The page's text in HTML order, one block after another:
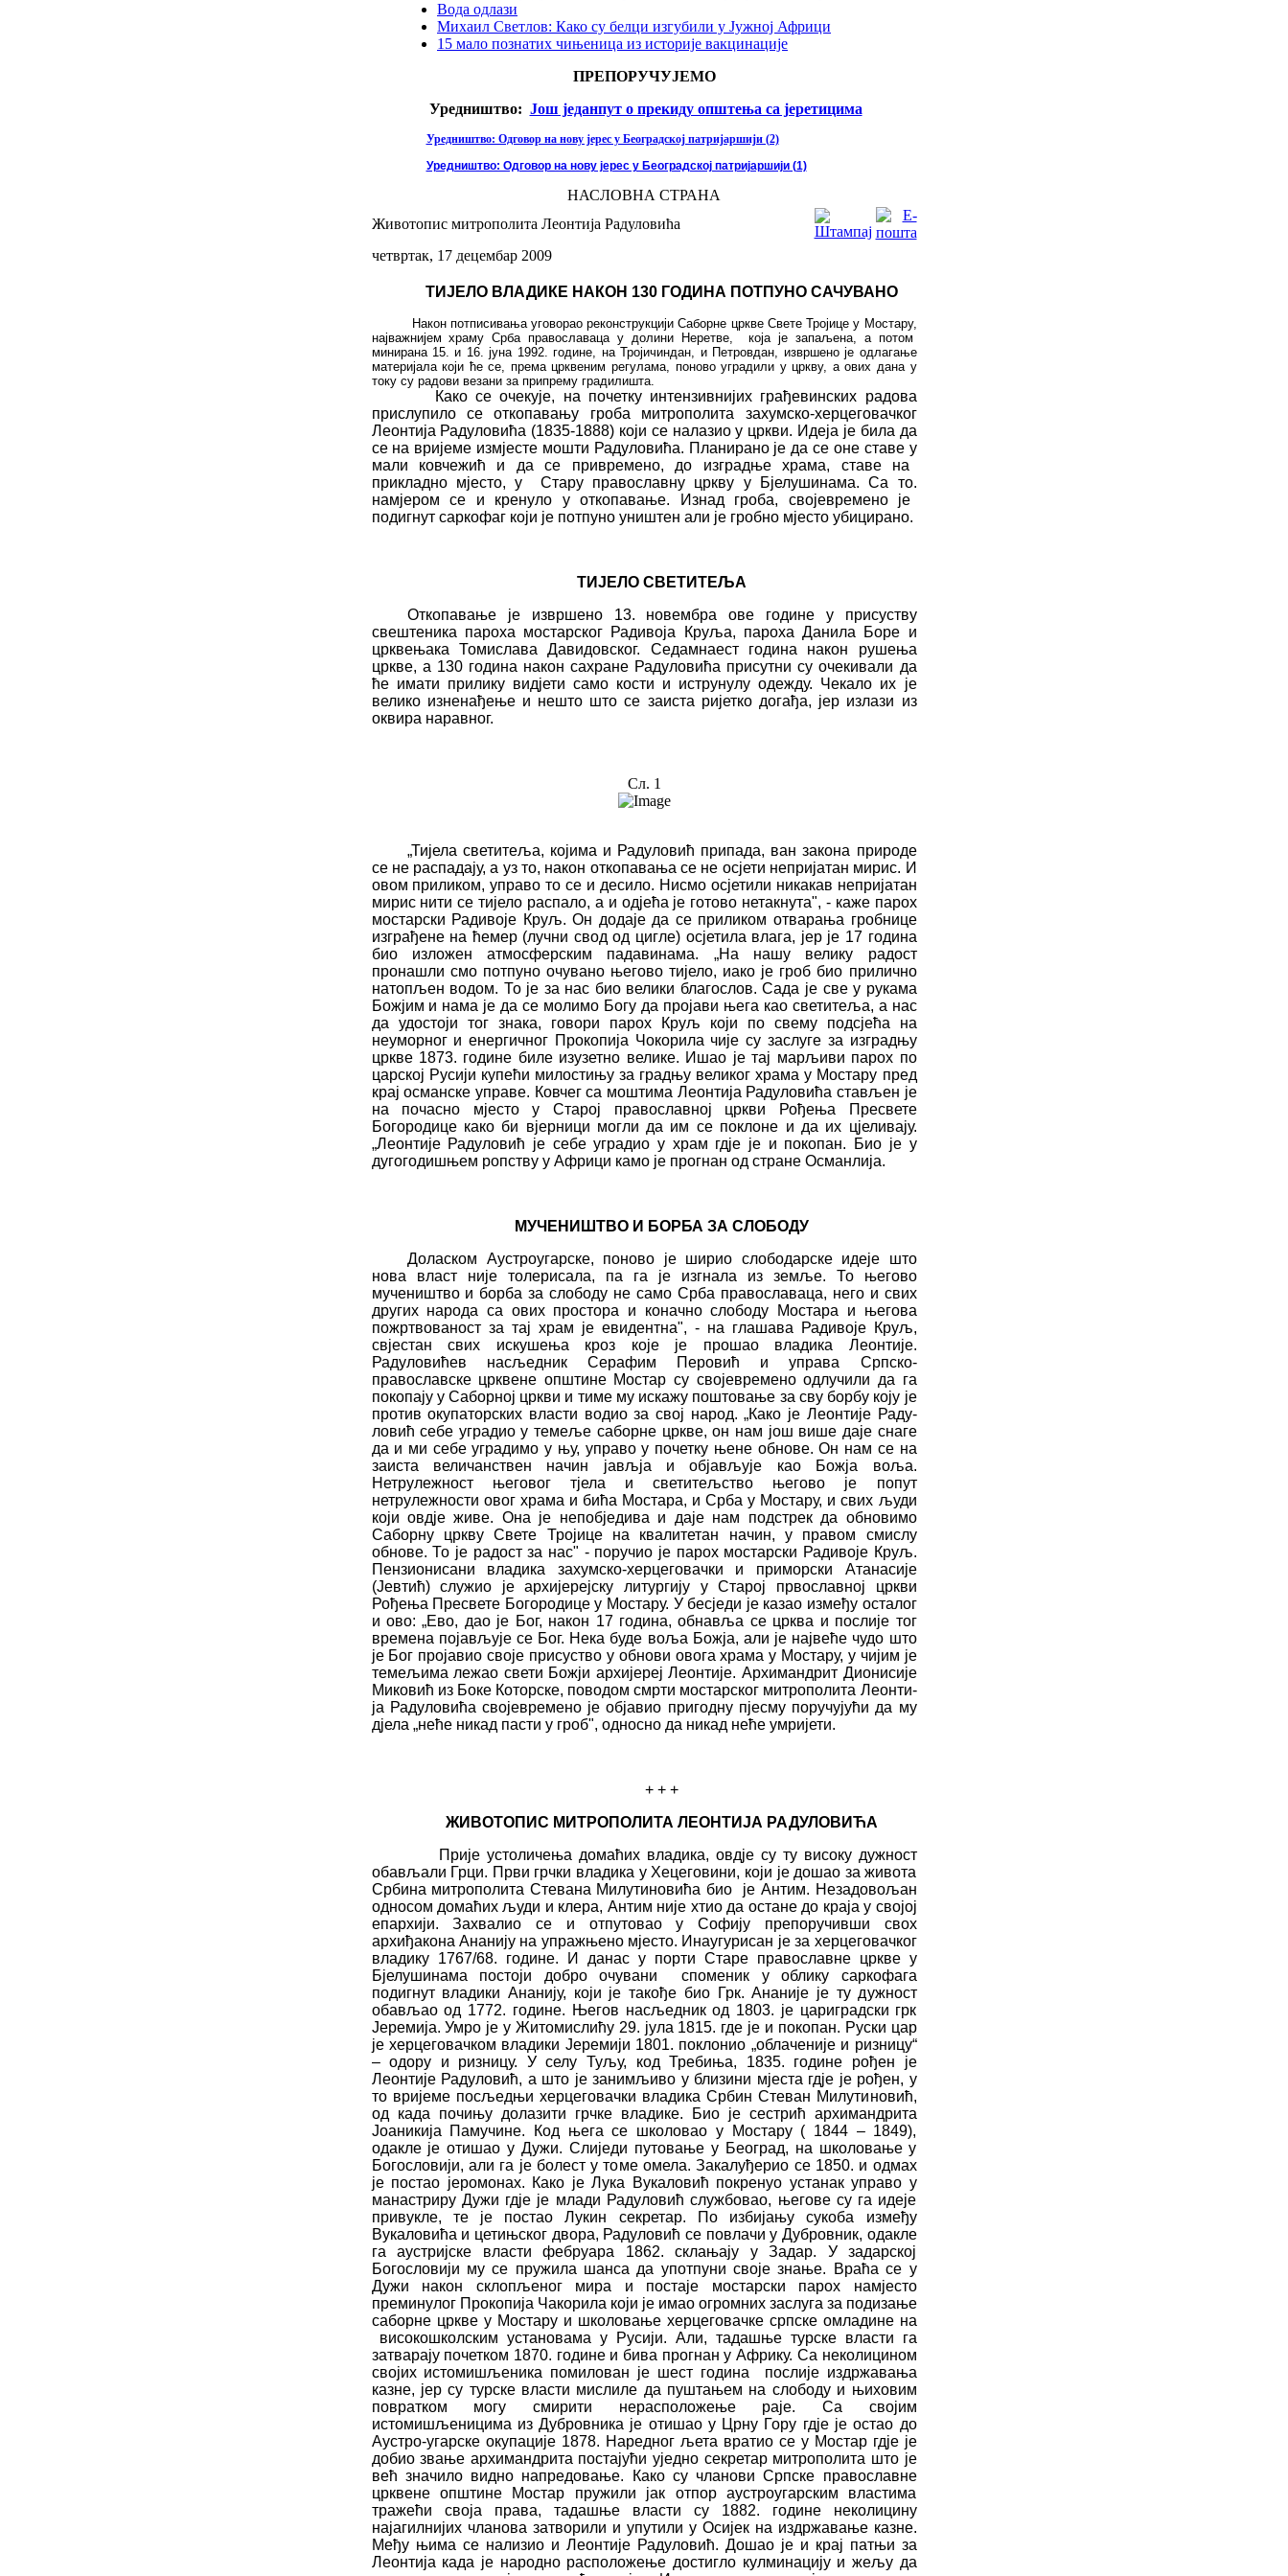
Вода одлази
Михаил Светлов: Како су белци изгубили у Јужној Африци
15 мало познатих чињеница из историје вакцинације
ПРЕПОРУЧУЈЕМО
Уредништво: Још једанпут о прекиду општења са јеретицима
Уредништво: Одговор на нову јерес у Београдској патријаршији (2)
Уредништво: Одговор на нову јерес у Београдској патријаршији (1)
НАСЛОВНА СТРАНА
Животопис митрополита Леонтија Радуловића
четвртак, 17 децембар 2009
ТИЈЕЛО ВЛАДИКЕ НАКОН 130 ГОДИНА ПОТПУНО САЧУВАНО
Након потписивања уговорао реконструкцији Саборне цркве Свете Тројице у Мостару,
најважнијем храму Срба православаца у долини Неретве, која је запаљена, а потом
минирана 15. и 16. јуна 1992. године, на Тројичиндан, и Петровдан, извршено је одлагање
материјала који ће се, према црквеним регулама, поново уградили у цркву, а ових дана у
току су радови везани за припрему градилишта.
Како се очекује, на почетку интензивнијих грађевинских радова
прислупило сеоткопавању гроба митрополита захумско-херцеговачког
Леонтија Радуло­вића (1835-1888) који се налазио у цркви. Идеја је била да
се на вријеме измјесте мошти Радуловића. Планирано је да се оне ставе у
мали ковчежић и да се привремено, до изградње храма, ставе на
прикладно мјесто, у Стару православну цркву у Бјелушинама. Са то.
намјером се и кренуло у
откопавање. Изнад гроба, својевремено је
подигнут саркофаг који је потпуно уништен али је гробно мјесто убицирано.
ТИЈЕЛО СВЕТИТЕЉА
Откопавање је извршено 13. новембра ове године у присуству
свештеника пароха мостарског Радивоја Круља, пароха Данила
Боре и
црквењака Томислава Давидовског. Седамнаест година након рушења
цркве, а 130 година након сахране Радуловића присутни су очекивали да
ћеимати приликувидјети само кости и иструнулу одежду. Чекало их је
велико изненађење и нешто што се заиста ријетко догађа, јер излази из
оквира наравног.
Сл. 1
„Тијела светитеља, којима и Радуловић припада, ван закона природе
се не распадају, а уз то, након откопавања се не осјети непријатан мирис. И
овом приликом, управо то се и десило. Нисмо осјетили никакав непријатан
мирис нити се тијело распало, а и одјећа је готово нетакнута", - каже парох
мостарски Радивоје Круљ. Он додаје да се приликом отварања гробнице
изграђене на ћемер (лучни свод од цигле) осјетила влага, јер је 17 година
био изложен атмосферским падавинама. „На нашу велику радост
пронашли смо потпуно очувано његово тијело, иако је гроб био прилично
натопљен водом. То је за нас био велики благослов. Сада је све у рукама
Божјим и нама је да се молимо Богу да пројави њега као светитеља, а нас
да удостоји тог знака, говори парох Круљ који по свему подсјећа на
неуморног и енергичног Прокопија Чокорила чије су заслуге за изградњу
цркве 1873. го­дине биле изузетно велике. И шао је тај марљиви парох по
царској Русији купећи милостињу за градњу великог храма у Мостару пред
крај османске управе. Ковчег са моштима Леон­тија Радуловића стављен је
на почасно мјесто у Старој православној цркви Рођења Пресвете
Богородицекако би вјерници могли да им се поклоне и да их цјеливају.
„ЛеонтијеРадуловић је себе уградио у храм гдје је и покопан. Био је у
дугогодишњем ропству у Африци камо је прогнан од стране Османлија.
МУЧ ЕНИ ШТВО И БОРБА ЗА СЛОБОДУ
Доласком Аустроугарске, поново је ширио слободарске идеје што
нова власт није толерисала, па га је изгнала из земље. То његово
мучеништво и борба за слободу не само Срба православаца, него и свих
других народа са ових простора и коначно слободу Мостара и његова
пожртвованост за тај храм је евидентна", - на глашава Радивоје Круљ,
свјестан свих искушења кроз које је прошао владика Леонтије.
Радуловићев насљедник Серафим Перовић и
управа Српско-
православске црквене општине Мостар су својевремено одлучили да га
покопају у Саборној цркви и тиме му искажу поштовање за сву борбу коју је
против окупаторских власти водио за свој народ. „Како је Леонтије Раду­
ловић себе уградио у темеље саборнецркве, он нам још више даје снаге
да и ми себе уградимо у њу, управо у почетку њене обнове. Он нам се на
заиста величанствен начин јављја и објављује као Божја воља.
Нетрулежност његовог тјела и светитељство његово је попут
нетрулежности овог храма и бића Мостара, и Срба у Мостару, и свих људи
који овдјеживе. Она је непобједива и даје нам подстрек да обновимо
Саборну цркву Свете Тројице на квалитетан начин, у правом смислу
обнове. То јерадост за нас" - поручио је парох мостарски Радивоје Круљ.
Пензионисани владика захумско-херцеговачки и приморски Атанасије
(Јевтић) служио је
архијерејску литургију у Старој првославној цркви
Рођења Пресвете Богородице у Мостару. У бесједи је казао између осталог
и ово: „Ево, дао је Бог, након 17 година, обнавља се црква и послије тог
времена појављује се Бог. Нека буде воља Божја, али је највеће чудо што
је Бог пројавио своје присуство у обнови овога храма у Мостару, у чијим је
темељима лежао свети Божји архијереј Леонтије. Архимандрит Дионисије
Миковић из Боке Которске, поводом смрти мостарског митрополита Леонти­
ја Радуловића својевремено је објавио пригодну пјесму поручујући да му
дјела „нећеникад пасти у гроб", односно да никад неће умријети.
+ + +
ЖИВОТОПИС МИТРОПОЛИТА ЛЕОНТИЈА РАДУЛОВИЋА
Прије устоличења домаћих владика, овдје су ту високу дужност
обављали Грци. Први грчки владика у Хецеговини, који је дошао за живота
Србина митрополита Стевана Милутиновића био
је Антим. Незадовољан
односом домаћих људи и клера, Антим није хтио да остане до краја у својој
епархији. Захвалио се и отпутовао у Софију препоручивши свох
архиђакона Ананију на упражњено мјесто. Инаугурисан је за херцеговачког
владику 1767/68. године. И данас у порти Старе православне цркве у
Бјелушинама постоји добро очувани
споменик у облику саркофага
подигнут владики Ананију, који је такође био Грк. Ананије је ту дужност
обављао од 1772. године. Његов насљедник од 1803. је цариградски грк
Јеремија. Умро је у Житомислићу 29. јула 1815. где је и покопан. Руски цар
је херцеговачком владики Јеремији 1801. поклонио „облаченије и ризницу“
– одору и ризницу. У селу Туљу, код Требиња, 1835. године рођен је
Леонтије Радуловић, а што је занимљиво у близини мјеста гдје је рођен, у
то вријеме посљедњи херцеговачки владика Србин Стеван Милутиновић,
од када почињу долазити грчке владике. Био је сестрић архимандрита
Јоаникија Памучине. Код њега се школовао у Мостару ( 1844 – 1849),
одакле је отишао у Дужи. Слиједи путовање у Београд, на школовање у
Богословији, али га је болест у томе омела. Закалуђерио се 1850. и одмах
је постао јеромонах. Како је Лука Вукаловић покренуо устанак управо у
манастриру Дужи гдје је млади Радуловић службовао, његове су га идеје
привукле, те је постао Лукин секретар. По избијању сукоба између
Вукаловића и цетињског двора, Радуловић се повлачи у Дубровник, одакле
га аустријске власти фебруара 1862. склањају у Задар. У задарској
Богословији му се пружила шанса да употпуни своје знање. Враћа се у
Дужи након склопљеног мира и постаје мостарски парох намјесто
преминулог Прокопија Чакорила који је имао огромних заслуга за подизање
саборне цркве у Мостару и школовање херцеговачке српске омладине на
високошколским установама у Русији. Али, тадашње турске власти га
затварају почетком 1870. године и бива прогнан у Африку. Са неколицином
својих истомишљеника помилован је шест година
послије издржавања
казне, јер су турске власти мислиле да пуштањем на слободу и њиховим
повратком могу смирити нерасположење раје. Са својим
истомишљеницима из Дубровника је отишао у Црну Гору гдје је остао до
Аустро-угарске окупације 1878. Наредног љета вратио се у Мостар гдје је
добио звање архимандрита постајући уједно секретар митрополита што је
већ значило видно напредовање. Како су чланови Српске православне
црквене општине Мостар пружили јак отпор аустроугарским властима
тражећи своја права, тадашње власти су 1882. године неколицину
најагилнијих чланова затворили и упутили у Осијек на издржавање казне.
Међу њима се нализио и Леонтије Радуловић. Дошао је и крај патњи за
Леонтија када је народно расположење достигло кулминацију и жељу да